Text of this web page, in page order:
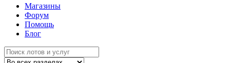
Магазины
Форум
Помощь
Блог